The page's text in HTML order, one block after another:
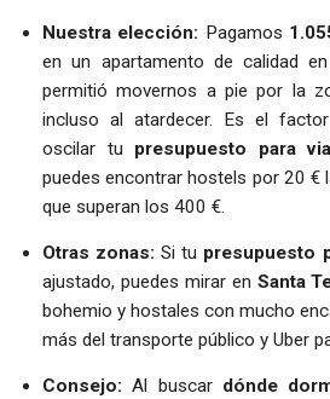
Nuestra elección: Pagamos
en un apartamento de calidad
permitió movernos a pie por la
incluso al atardecer. Es el
oscilar tu presupuesto para
puedes encontrar hostels por 20 €
que superan los 400 €.
Otras zonas: Si tu presupuesto
ajustado, puedes mirar en Santa
bohemio y hostales con mucho
más del transporte público y Uber
Consejo: Al buscar dónde